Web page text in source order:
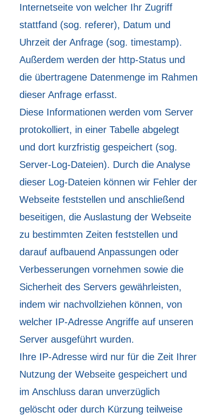
Internetseite von welcher Ihr Zugriff
stattfand (sog. referer), Datum und
Uhrzeit der Anfrage (sog. timestamp).
Außerdem werden der http-Status und
die übertragene Datenmenge im Rahmen
dieser Anfrage erfasst.
Diese Informationen werden vom Server
protokolliert, in einer Tabelle abgelegt
und dort kurzfristig gespeichert (sog.
Server-Log-Dateien). Durch die Analyse
dieser Log-Dateien können wir Fehler der
Webseite feststellen und anschließend
beseitigen, die Auslastung der Webseite
zu bestimmten Zeiten feststellen und
darauf aufbauend Anpassungen oder
Verbesserungen vornehmen sowie die
Sicherheit des Servers gewährleisten,
indem wir nachvollziehen können, von
welcher IP-Adresse Angriffe auf unseren
Server ausgeführt wurden.
Ihre IP-Adresse wird nur für die Zeit Ihrer
Nutzung der Webseite gespeichert und
im Anschluss daran unverzüglich
gelöscht oder durch Kürzung teilweise